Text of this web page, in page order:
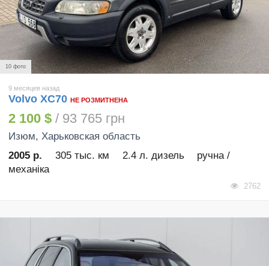
10 фото
9 месяцев назад
Volvo XC70 НЕ РОЗМИТНЕНА
2 100 $ / 93 765 грн
Изюм, Харьковская область
2005 р.
305 тыс. км 2.4 л. дизель
ручна /
механіка
2762